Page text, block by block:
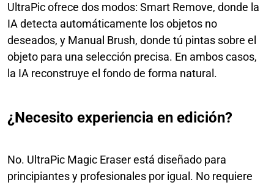
UltraPic ofrece dos modos: Smart Remove, donde la
IA detecta automáticamente los objetos no
deseados, y Manual Brush, donde tú pintas sobre el
objeto para una selección precisa. En ambos casos,
la IA reconstruye el fondo de forma natural.
¿Necesito experiencia en edición?
No. UltraPic Magic Eraser está diseñado para
principiantes y profesionales por igual. No requiere